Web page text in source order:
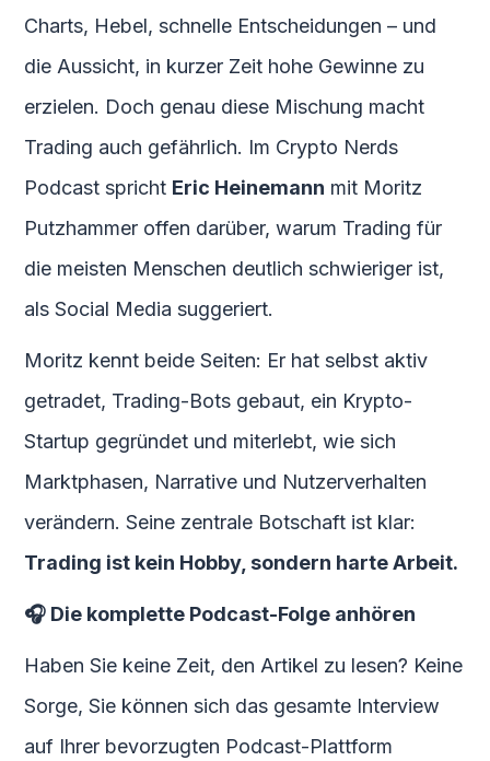
Charts, Hebel, schnelle Entscheidungen – und
die Aussicht, in kurzer Zeit hohe Gewinne zu
erzielen. Doch genau diese Mischung macht
Trading auch gefährlich. Im Crypto Nerds
Podcast spricht Eric Heinemann mit Moritz
Putzhammer offen darüber, warum Trading für
die meisten Menschen deutlich schwieriger ist,
als Social Media suggeriert.
Moritz kennt beide Seiten: Er hat selbst aktiv
getradet, Trading-Bots gebaut, ein Krypto-
Startup gegründet und miterlebt, wie sich
Marktphasen, Narrative und Nutzerverhalten
verändern. Seine zentrale Botschaft ist klar:
Trading ist kein Hobby, sondern harte Arbeit.
🎧 Die komplette Podcast-Folge anhören
Haben Sie keine Zeit, den Artikel zu lesen? Keine
Sorge, Sie können sich das gesamte Interview
auf Ihrer bevorzugten Podcast-Plattform